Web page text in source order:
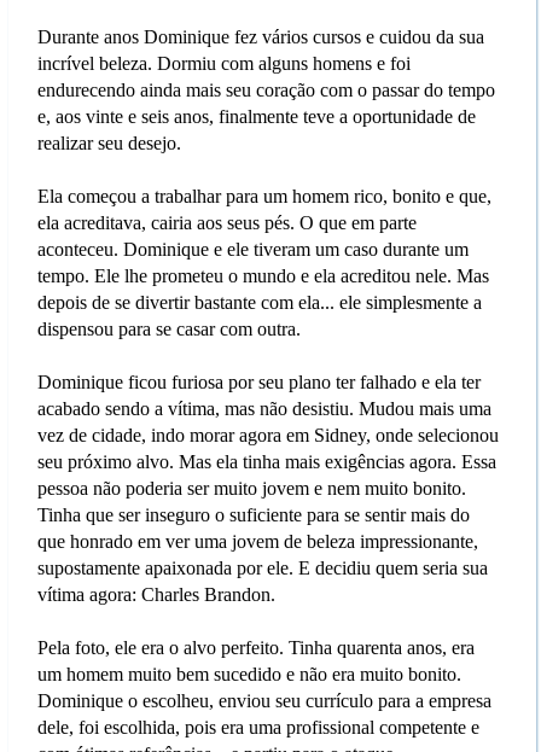
Durante anos Dominique fez vários cursos e cuidou da sua
incrível beleza. Dormiu com alguns homens e foi
endurecendo ainda mais seu coração com o passar do tempo
e, aos vinte e seis anos, finalmente teve a oportunidade de
realizar seu desejo.
Ela começou a trabalhar para um homem rico, bonito e que,
ela acreditava, cairia aos seus pés. O que em parte
aconteceu. Dominique e ele tiveram um caso durante um
tempo. Ele lhe prometeu o mundo e ela acreditou nele. Mas
depois de se divertir bastante com ela... ele simplesmente a
dispensou para se casar com outra.
Dominique ficou furiosa por seu plano ter falhado e ela ter
acabado sendo a vítima, mas não desistiu. Mudou mais uma
vez de cidade, indo morar agora em Sidney, onde selecionou
seu próximo alvo. Mas ela tinha mais exigências agora. Essa
pessoa não poderia ser muito jovem e nem muito bonito.
Tinha que ser inseguro o suficiente para se sentir mais do
que honrado em ver uma jovem de beleza impressionante,
supostamente apaixonada por ele. E decidiu quem seria sua
vítima agora: Charles Brandon.
Pela foto, ele era o alvo perfeito. Tinha quarenta anos, era
um homem muito bem sucedido e não era muito bonito.
Dominique o escolheu, enviou seu currículo para a empresa
dele, foi escolhida, pois era uma profissional competente e